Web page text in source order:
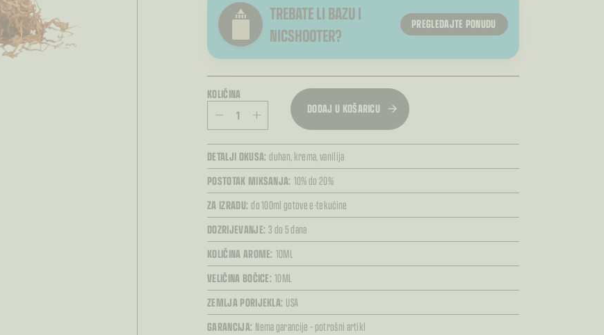
TREBATE LI BAZU I
NICSHOOTER?
PREGLEDAJTE PONUDU
KOLIČINA
DODAJ U KOŠARICU
DETALJI OKUSA: duhan,krema,vanilija
POSTOTAK MIKSANJA: 10% do 20%
ZA IZRADU: do 100ml gotove e-tekućine
DOZRIJEVANJE: 3 do 5 dana
KOLIČINA AROME: 10ML
VELIČINA BOČICE: 10ML
ZEMLJA PORIJEKLA: USA
GARANCIJA: Nema garancije – potrošni artikl